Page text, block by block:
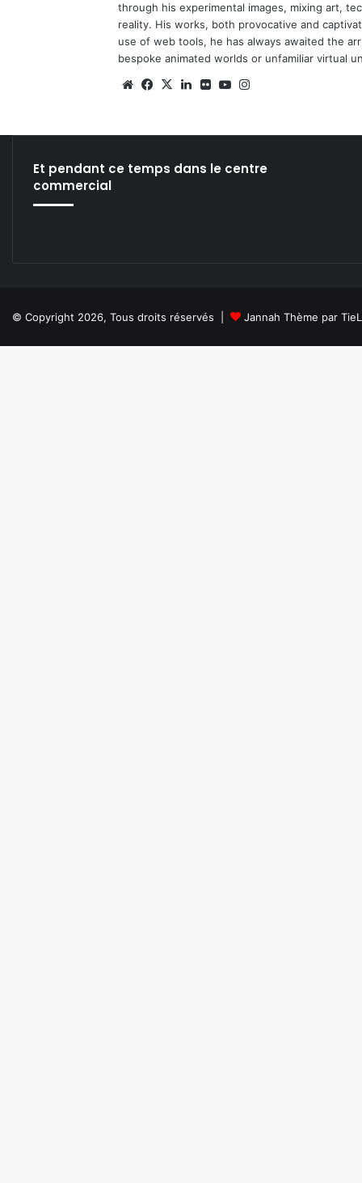
through his experimental images, mixing art,
reality. His works, both provocative and
use of web tools, he has always awaited the
bespoke animated worlds or unfamiliar virtual
We Fa
X
Lin Fli Yo
Et pendant ce temps dans le centre
commercial
© Copyright 2026, Tous droits réservés | Jannah Thème par